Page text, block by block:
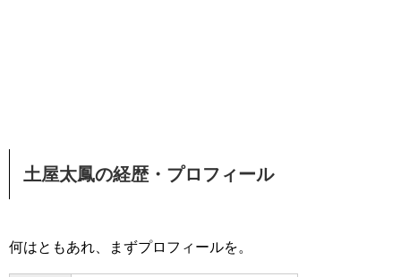
土屋太鳳の経歴・プロフィール
何はともあれ、まずプロフィールを。